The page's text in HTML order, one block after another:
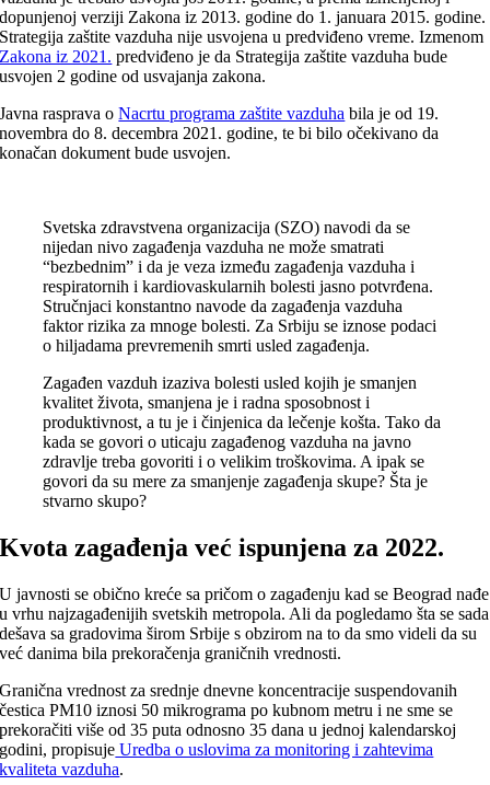
dopunjenoj verziji Zakona iz 2013. godine do 1. januara 2015. godine.
Strategija zaštite vazduha nije usvojena u predviđeno vreme. Izmenom
Zakona iz 2021. predviđeno je da Strategija zaštite vazduha bude
usvojen 2 godine od usvajanja zakona.
Javna rasprava oNacrtu programa zaštite vazduha bila je od 19.
novembra do 8. decembra 2021. godine, te bi bilo očekivano da
konačan dokument bude usvojen.
Svetska zdravstvena organizacija (SZO) navodi da se
nijedan nivo zagađenja vazduha ne može smatrati
“bezbednim” i da je veza između zagađenja vazduha i
respiratornih i kardiovaskularnih bolesti jasno potvrđena.
Stručnjaci konstantno navode da zagađenja vazduha
faktor rizika za mnoge bolesti. Za Srbiju se iznose podaci
o hiljadama prevremenih smrti usled zagađenja.
Zagađen vazduh izaziva bolesti usled kojih je smanjen
kvalitet života, smanjena je i radna sposobnost i
produktivnost, a tu je i činjenica da lečenje košta. Tako da
kada se govori o uticaju zagađenog vazduha na javno
zdravlje treba govoriti i o velikim troškovima. A ipak se
govori da su mere za smanjenje zagađenja skupe? Šta je
stvarno skupo?
Kvota zagađenja već ispunjena za 2022.
U javnosti se obično kreće sa pričom o zagađenju kad se Beograd nađe
u vrhu najzagađenijih svetskih metropola. Ali da pogledamo šta se sada
dešava sa gradovima širom Srbije s obzirom na to da smo videli da su
već danima bila prekoračenja graničnih vrednosti.
Granična vrednost za srednje dnevne koncentracije suspendovanih
čestica PM10 iznosi 50 mikrograma po kubnom metru i ne sme se
prekoračiti više od 35 puta odnosno 35 dana u jednoj kalendarskoj
godini, propisuje Uredba o uslovima za monitoring i zahtevima
kvaliteta vazduha.